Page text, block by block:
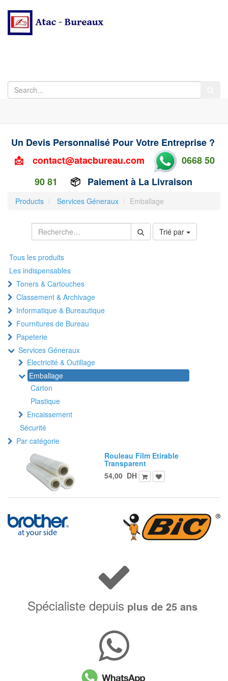
Un Devis Personnalisé Pour Votre Entreprise ?
📩
contact@atacbureau.com
0668 50
90 81
📦 Paiement à La Livraison
Products Services Géneraux Emballage
Trié par
Tous les produits
Les indispensables
Toners & Cartouches
Classement & Archivage
Informatique & Bureautique
Fournitures de Bureau
Papeterie
Services Géneraux
Electricité & Outillage
Emballage
Carton
Plastique
Encaissement
Sécurité
Par catégorie
Rouleau Film Etirable
Transparent
54,00 DH
Spécialiste depuis plus de 25 ans